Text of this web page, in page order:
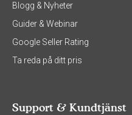
Blogg & Nyheter
Guider & Webinar
Google Seller Rating
Ta reda på ditt pris
Support & Kundtjänst